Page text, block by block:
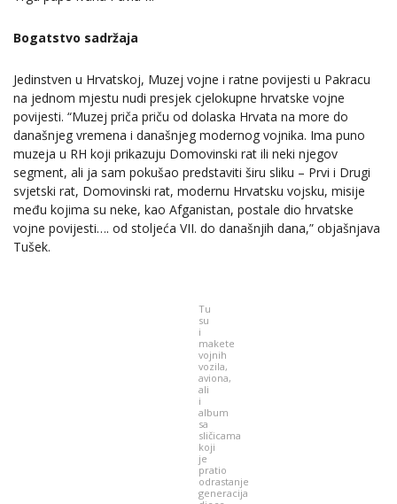
Bogatstvo sadržaja
Jedinstven u Hrvatskoj, Muzej vojne i ratne povijesti u Pakracu
na jednom mjestu nudi presjek cjelokupne hrvatske vojne
povijesti. “Muzej priča priču od dolaska Hrvata na more do
današnjeg vremena i današnjeg modernog vojnika. Ima puno
muzeja u RH koji prikazuju Domovinski rat ili neki njegov
segment, ali ja sam pokušao predstaviti širu sliku – Prvi i Drugi
svjetski rat, Domovinski rat, modernu Hrvatsku vojsku, misije
među kojima su neke, kao Afganistan, postale dio hrvatske
vojne povijesti…. od stoljeća VII. do današnjih dana,” objašnjava
Tušek.
Tu
su
i
makete
vojnih
vozila,
aviona,
ali
i
album
sa
sličicama
koji
je
pratio
odrastanje
generacija